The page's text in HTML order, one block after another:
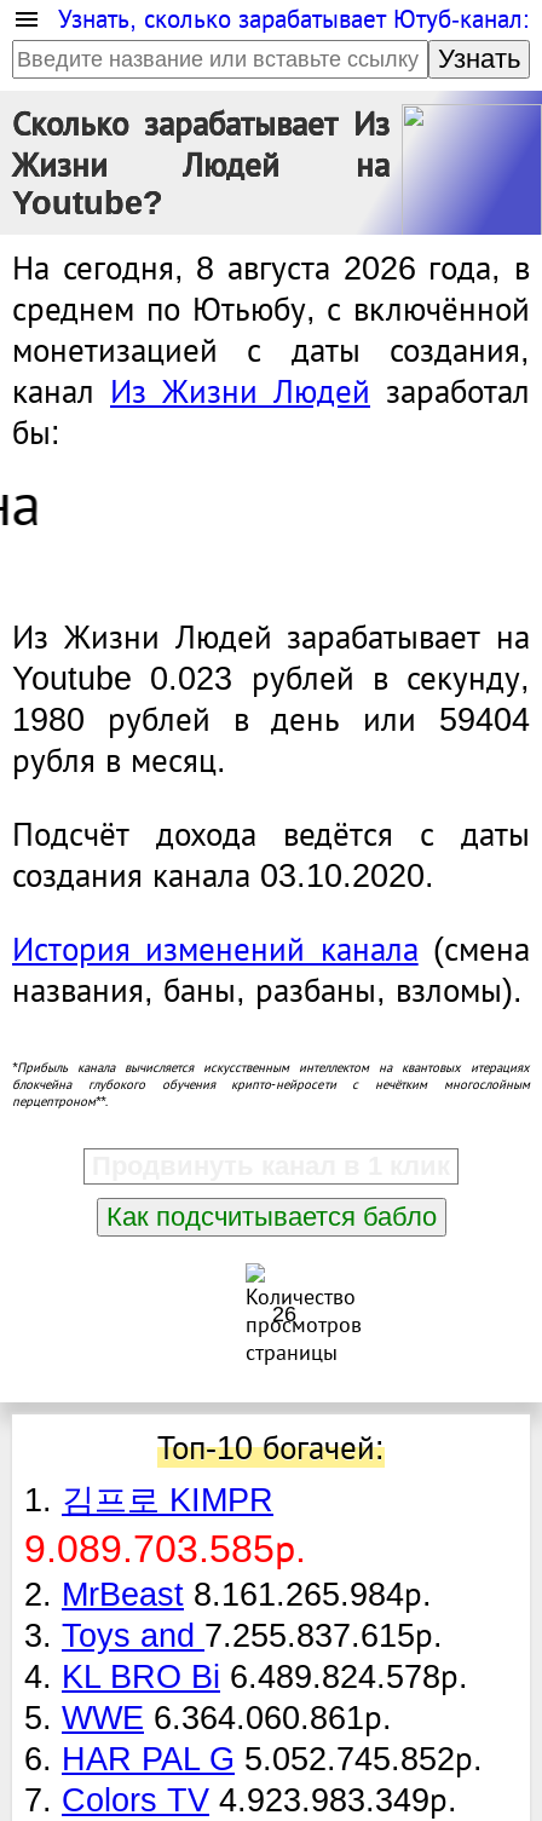
Узнать, сколько зарабатывает Ютуб-канал:
Узнать
Сколько зарабатывает Из
Жизни Людей на
Youtube?
На сегодня, 8 августа 2026 года, в
среднем по Ютьюбу, с включённой
монетизацией с даты создания,
канал Из Жизни Людей заработал
бы:
Из Жизни Людей зарабатывает на
Youtube 0.023 рублей в секунду,
1980 рублей в день или 59404
рубля в месяц.
Подсчёт дохода ведётся с даты
создания канала 03.10.2020.
История изменений канала (смена
названия, баны, разбаны, взломы).
*Прибыль канала вычисляется искусственным интеллектом на квантовых итерациях
блокчейна глубокого обучения крипто-нейросети с нечётким многослойным
перцептроном**.
Как подсчитывается бабло
26
Топ-10 богачей:
1. 김프로 KIMPR
9.089.703.585р.
2. MrBeast 8.161.265.984р.
3. Toys and 7.255.837.615р.
4. KL BRO Bi 6.489.824.578р.
5. WWE 6.364.060.861р.
6. HAR PAL G 5.052.745.852р.
7. Colors TV 4.923.983.349р.